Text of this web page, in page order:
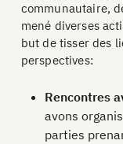
communautaire,
mené diverses
but de tisser des
perspectives:
Rencontres
avons
parties